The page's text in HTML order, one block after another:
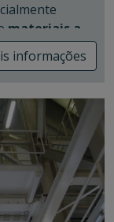
Laidig e
as
materiais a
mais,
e alta precisão.
h a 2500
taxas de
informações